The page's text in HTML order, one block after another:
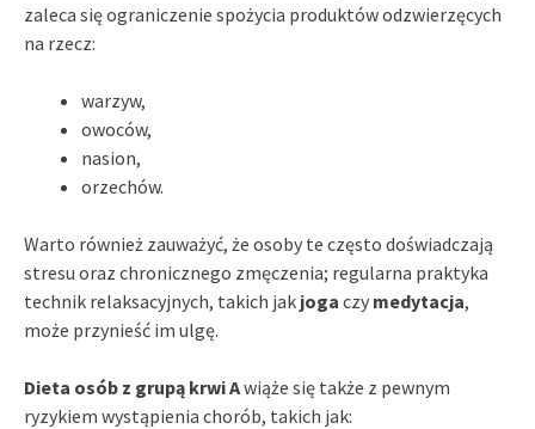
zaleca się ograniczenie spożycia produktów odzwierzęcych
na rzecz:
warzyw,
owoców,
nasion,
orzechów.
Warto również zauważyć, że osoby te często doświadczają
stresu oraz chronicznego zmęczenia; regularna praktyka
technik relaksacyjnych, takich jak joga czy medytacja,
może przynieść im ulgę.
Dieta osób z grupą krwi Awiąże się także z pewnym
ryzykiem wystąpienia chorób, takich jak: